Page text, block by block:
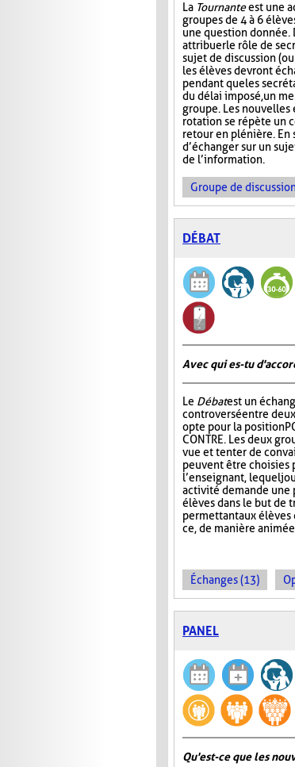
La Tournanteest une
groupes de 4 à 6
une question donnée.
attribuer le rôle de
sujet de discussion
les élèves devront
pendant que les
du délai imposé, un
groupe. Les nouvelles
rotation se répète un
retour en plénière. En
d’échanger sur un
de l’information.
Groupe de
DÉBAT
Avec qui es-tu
Le Débatest un
controversé entre
opte pour la position
CONTRE. Les deux
vue et tenter de
peuvent être choisies
l’enseignant, lequel
activité demande une
élèves dans le but de
permettant aux
ce, de manière
Échanges (13)
PANEL
Qu'est-ce que les